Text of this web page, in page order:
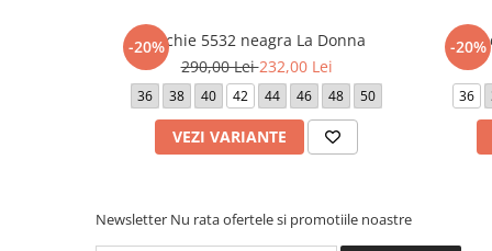
-20%Rochie 5532 neagra La Donna
290,00 Lei232,00 Lei
36 38 40 42 44 46 48 50
VEZI VARIANTE
-20%
36
Newsletter Nu rata ofertele si promotiile noastre